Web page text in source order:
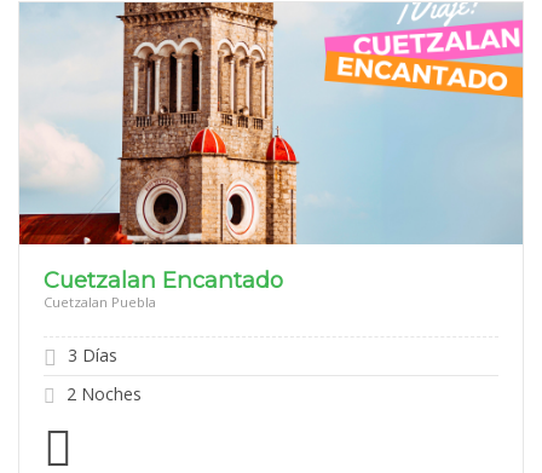
Cuetzalan Encantado
Cuetzalan Puebla
3 Días
2 Noches